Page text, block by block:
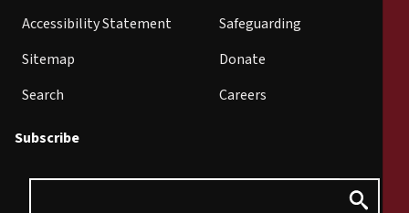
Accessibility Statement
Sitemap
Search
Safeguarding
Donate
Careers
Subscribe